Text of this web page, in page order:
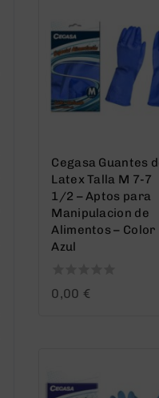
Cegasa Guantes
Latex Talla M 7-7
1/2 – Aptos para
Manipulacion de
Alimentos – Color
Azul
0
0,00 €